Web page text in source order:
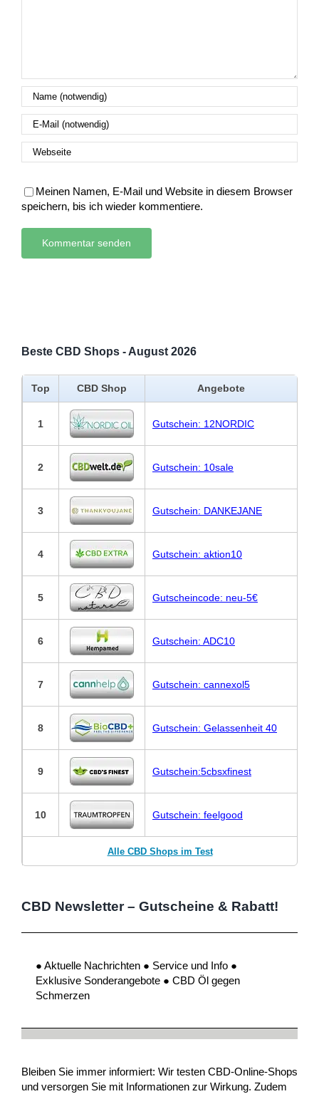
Meinen Namen, E-Mail und Website in diesem Browser
speichern, bis ich wieder kommentiere.
Beste CBD Shops - August 2026
Top CBD Shop Angebote
1 Gutschein: 12NORDIC
2 Gutschein: 10sale
3 Gutschein: DANKEJANE
4 Gutschein: aktion10
5 Gutscheincode: neu-5€
6 Gutschein: ADC10
7 Gutschein: cannexol5
8 Gutschein: Gelassenheit 40
9 Gutschein:5cbsxfinest
10 Gutschein: feelgood
Alle CBD Shops im Test
CBD Newsletter – Gutscheine & Rabatt!
● Aktuelle Nachrichten ● Service und Info ●
Exklusive Sonderangebote ● CBD Öl gegen
Schmerzen
Bleiben Sie immer informiert: Wir testen CBD-Online-Shops
und versorgen Sie mit Informationen zur Wirkung. Zudem